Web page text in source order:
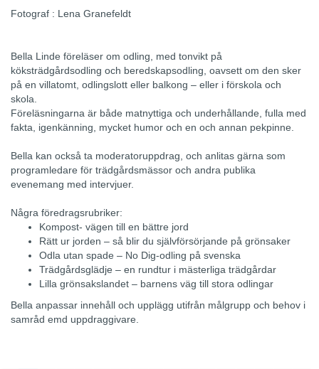
Fotograf : Lena Granefeldt
Bella Linde föreläser om odling, med tonvikt på
köksträdgårdsodling och beredskapsodling, oavsett om den sker
på en villatomt, odlingslott eller balkong – eller i förskola och
skola.
Föreläsningarna är både matnyttiga och underhållande, fulla med
fakta, igenkänning, mycket humor och en och annan pekpinne.
Bella kan också ta moderatoruppdrag, och anlitas gärna som
programledare för trädgårdsmässor och andra publika
evenemang med intervjuer.
Några föredragsrubriker:
Kompost- vägen till en bättre jord
Rätt ur jorden – så blir du självförsörjande på grönsaker
Odla utan spade – No Dig-odling på svenska
Trädgårdsglädje – en rundtur i mästerliga trädgårdar
Lilla grönsakslandet – barnens väg till stora odlingar
Bella anpassar innehåll och upplägg utifrån målgrupp och behov i
samråd emd uppdraggivare.